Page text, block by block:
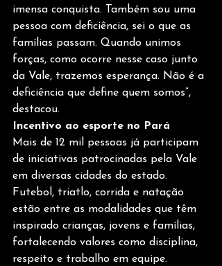
imensa conquista. Também sou uma
pessoa com deficiência, sei o que as
famílias passam. Quando unimos
forças, como ocorre nesse caso junto
da Vale, trazemos esperança. Não é a
deficiência que define quem somos”,
destacou.
Incentivo ao esporte no Pará
Mais de 12 mil pessoas já participam
de iniciativas patrocinadas pela Vale
em diversas cidades do estado.
Futebol, triatlo, corrida e natação
estão entre as modalidades que têm
inspirado crianças, jovens e famílias,
fortalecendo valores como disciplina,
respeito e trabalho em equipe.